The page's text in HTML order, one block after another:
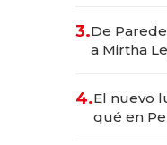
las
3.De
a Mirtha
4.El nuevo
qué en